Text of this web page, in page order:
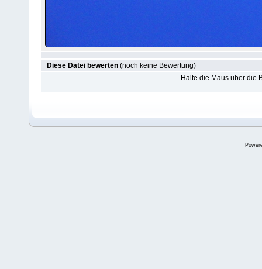
Diese Datei bewerten (noch keine Bewertung)
Halte die Maus über die